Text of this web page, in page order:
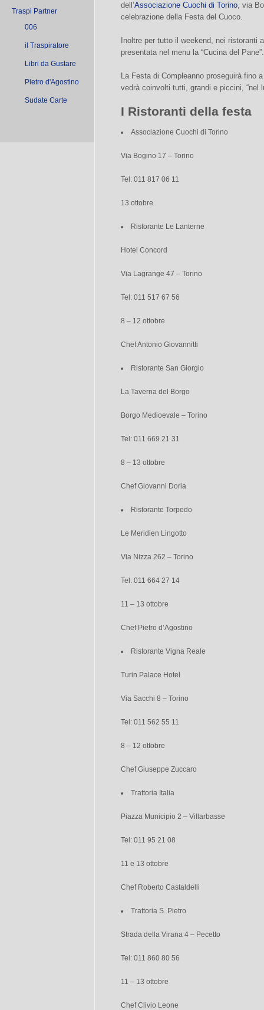
Traspi Partner
006
il Traspiratore
Libri da Gustare
Pietro d'Agostino
Sudate Carte
dell’Associazione Cuochi di Torino, via
celebrazione della Festa del Cuoco.
Inoltre per tutto il weekend, nei ristoranti
presentata nel menu la “Cucina del Pane”.
La Festa di Compleanno proseguirà fino
vedrà coinvolti tutti, grandi e piccini, “nel
I Ristoranti della festa
Associazione Cuochi di Torino
Via Bogino 17 – Torino
Tel: 011 817 06 11
13 ottobre
Ristorante Le Lanterne
Hotel Concord
Via Lagrange 47 – Torino
Tel: 011 517 67 56
8 – 12 ottobre
Chef Antonio Giovannitti
Ristorante San Giorgio
La Taverna del Borgo
Borgo Medioevale – Torino
Tel: 011 669 21 31
8 – 13 ottobre
Chef Giovanni Doria
Ristorante Torpedo
Le Meridien Lingotto
Via Nizza 262 – Torino
Tel: 011 664 27 14
11 – 13 ottobre
Chef Pietro d’Agostino
Ristorante Vigna Reale
Turin Palace Hotel
Via Sacchi 8 – Torino
Tel: 011 562 55 11
8 – 12 ottobre
Chef Giuseppe Zuccaro
Trattoria Italia
Piazza Municipio 2 – Villarbasse
Tel: 011 95 21 08
11 e 13 ottobre
Chef Roberto Castaldelli
Trattoria S. Pietro
Strada della Virana 4 – Pecetto
Tel: 011 860 80 56
11 – 13 ottobre
Chef Clivio Leone